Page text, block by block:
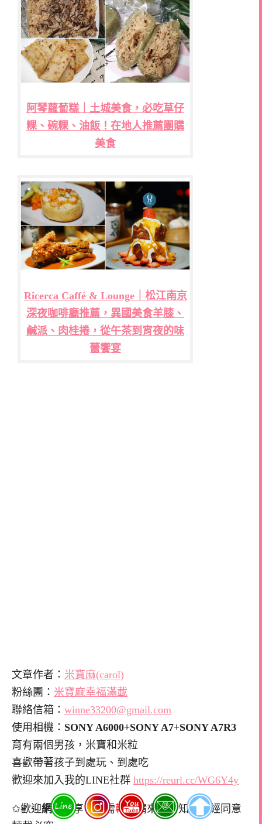
阿琴蘿蔔糕｜土城美食，必吃草仔
粿、碗粿、油飯！在地人推薦團購
美食
Ricerca Caffé & Lounge｜松江南京
深夜咖啡廳推薦，異國美食羊膝、
鹹派、肉桂捲，從午茶到宵夜的味
蕾饗宴
文章作者： 米寶麻(carol)
粉絲團： 米寶麻幸福滿載
聯絡信箱： winne33200@gmail.com
使用相機： SONY A6000+SONY A7+SONY A7R3
育有兩個男孩，米寶和米粒
喜歡帶著孩子到處玩、到處吃
歡迎來加入我的LINE社群 https://reurl.cc/WG6Y4y
✩歡迎網址分享，如需轉貼請來信告知，非經同意